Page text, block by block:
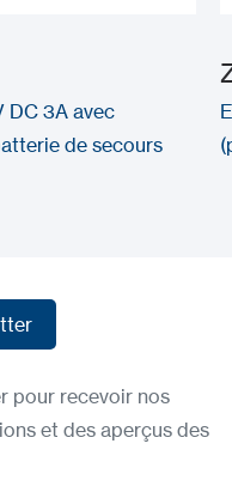
DC 3A avec
de secours
pour recevoir nos
et des aperçus des